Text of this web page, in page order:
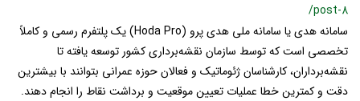
/post-8
سامانه هدی یا سامانه ملی هدی پرو (Hoda Pro) یک پلتفرم رسمی و کاملاً
تخصصی است که توسط سازمان نقشه‌برداری کشور توسعه یافته تا
نقشه‌برداران، کارشناسان ژئوماتیک و فعالان حوزه عمرانی بتوانند با بیشترین
دقت و کمترین خطا عملیات تعیین موقعیت و برداشت نقاط را انجام دهند.